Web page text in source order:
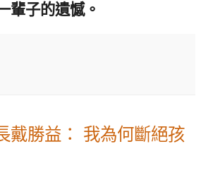
輩子的遺憾。
戴勝益： 我為何斷絕孩